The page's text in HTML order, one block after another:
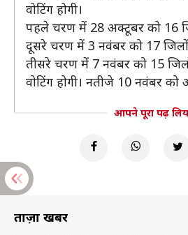
वोटिंग होगी।
पहले चरण में 28 अक्टूबर को 16
दूसरे चरण में 3 नवंबर को 17
तीसरे चरण में 7 नवंबर को 15
वोटिंग होगी। नतीजे 10 नवंबर को
आपने पूरा पढ़
ताज़ा खबरें